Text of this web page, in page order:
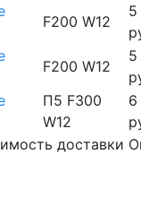
F200 W12
5
F200 W12
5
П5 F300
W12
6
доставки